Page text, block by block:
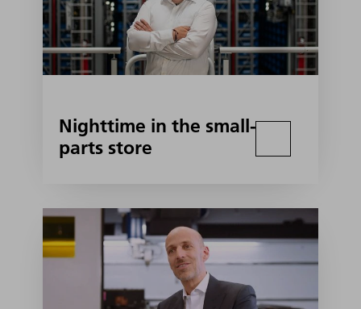
Nighttime in the small-
parts store